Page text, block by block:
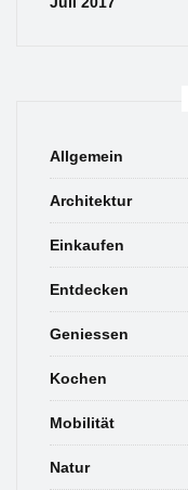
Allgemein
Architektur
Einkaufen
Entdecken
Geniessen
Kochen
Mobilität
Natur